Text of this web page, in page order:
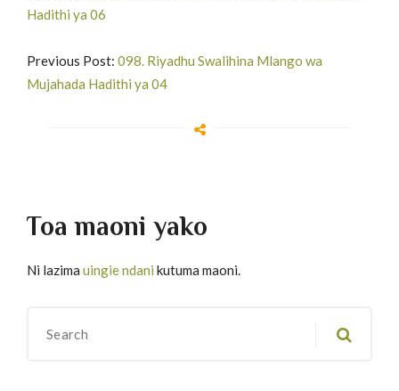
Hadithi ya 06
Previous Post: 098. Riyadhu Swalihina Mlango wa
Mujahada Hadithi ya 04
Toa maoni yako
Ni lazima uingie ndani kutuma maoni.